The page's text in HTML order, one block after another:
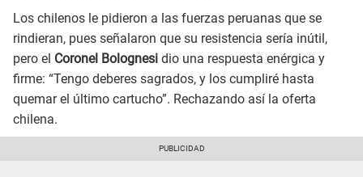
Los chilenos le pidieron a las fuerzas peruanas que se
rindieran, pues señalaron que su resistencia sería inútil,
pero el Coronel Bolognesi dio una respuesta enérgica y
firme: “Tengo deberes sagrados, y los cumpliré hasta
quemar el último cartucho”. Rechazando así la oferta
chilena.